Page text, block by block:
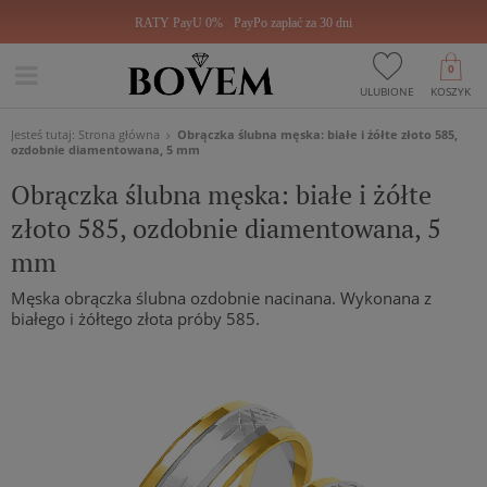
RATY PayU 0% PayPo zapłać za 30 dni
ULUBIONE KOSZYK
0
Jesteś tutaj: Strona główna
Obrączka ślubna męska: białe i żółte złoto 585,
ozdobnie diamentowana, 5 mm
Obrączka ślubna męska: białe i żółte
złoto 585, ozdobnie diamentowana, 5
mm
Męska obrączka ślubna ozdobnie nacinana. Wykonana z
białego i żółtego złota próby 585.